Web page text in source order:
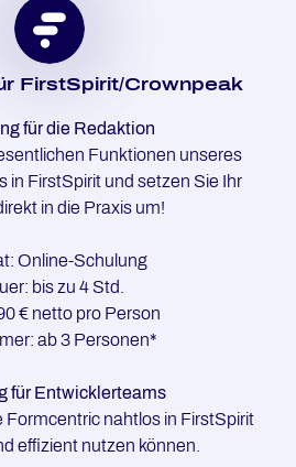
First­Spi­rit/Crown­peak
für die Redaktion
Funktionen unseres
in FirstSpirit und setzen Sie Ihr
in die Praxis um!
Online-Schulung
bis zu 4 Std.
€ netto pro Person
ab 3 Personen*
für Entwicklerteams
Formcentric nahtlos in FirstSpirit
effizient nutzen können.